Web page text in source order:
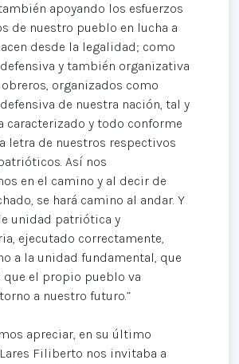
apoyando los esfuerzos
de nuestro pueblo en lucha a
desde la legalidad; como
y también organizativa
organizados como
de nuestra nación, tal y
caracterizado y todo conforme
letra de nuestros respectivos
Así nos
en el camino y al decir de
se hará camino al andar. Y
unidad patriótica y
ejecutado correctamente,
a la unidad fundamental, que
que el propio pueblo va
a nuestro futuro.”
apreciar, en su último
Filiberto nos invitaba a